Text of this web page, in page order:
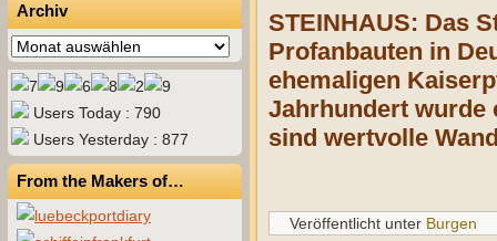
Archiv
Archiv
Users Today : 790
Users Yesterday : 877
From the Makers of…
STEINHAUS: Das
Profanbauten in
ehemaligen
Jahrhundert wurde
sind wertvolle
Veröffentlicht unter Burgen